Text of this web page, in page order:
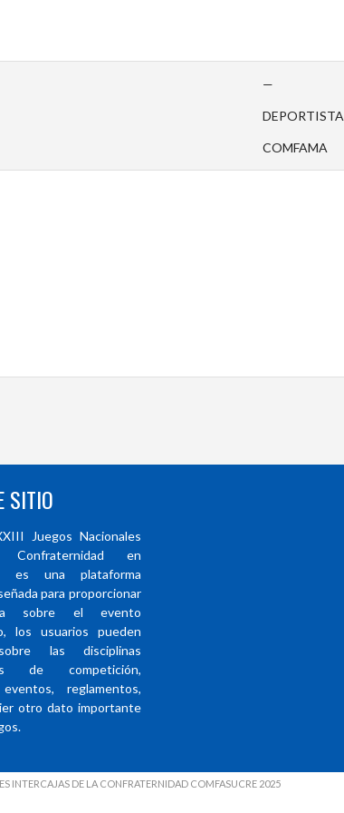
—
DEPORTISTA
COMFAMA
SITIO
Juegos Nacionales
en
es una plataforma
para proporcionar
sobre el evento
los usuarios pueden
las disciplinas
de competición,
reglamentos,
otro dato importante
INTERCAJAS DE LA CONFRATERNIDAD COMFASUCRE 2025